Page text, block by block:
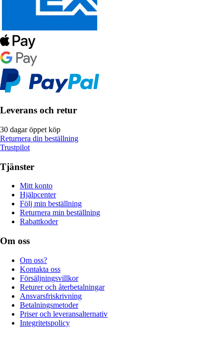
Leverans och retur
30 dagar öppet köp
Returnera din beställning
Trustpilot
Tjänster
Mitt konto
Hjälpcenter
Följ min beställning
Returnera min beställning
Rabattkoder
Om oss
Om oss?
Kontakta oss
Försäljningsvillkor
Returer och återbetalningar
Ansvarsfriskrivning
Betalningsmetoder
Priser och leveransalternativ
Integritetspolicy